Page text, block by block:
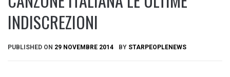
INDISCREZIONI
PUBLISHED ON 29 NOVEMBRE 2014 BY STARPEOPLENEWS